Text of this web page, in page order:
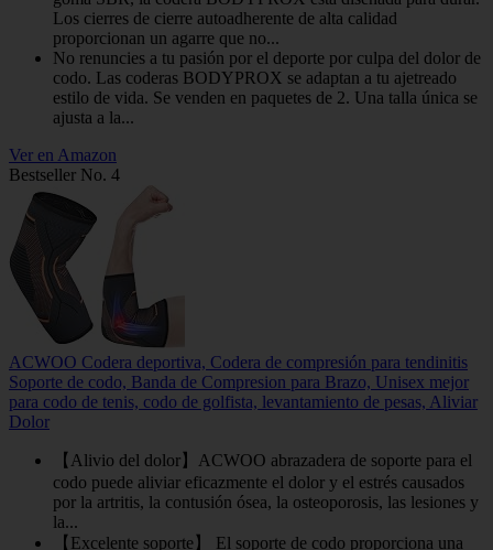
Los cierres de cierre autoadherente de alta calidad
proporcionan un agarre que no...
No renuncies a tu pasión por el deporte por culpa del dolor de
codo. Las coderas BODYPROX se adaptan a tu ajetreado
estilo de vida. Se venden en paquetes de 2. Una talla única se
ajusta a la...
Ver en Amazon
Bestseller No. 4
ACWOO Codera deportiva, Codera de compresión para tendinitis
Soporte de codo, Banda de Compresion para Brazo, Unisex mejor
para codo de tenis, codo de golfista, levantamiento de pesas, Aliviar
Dolor
【Alivio del dolor】ACWOO abrazadera de soporte para el
codo puede aliviar eficazmente el dolor y el estrés causados ​​
por la artritis, la contusión ósea, la osteoporosis, las lesiones y
la...
【Excelente soporte】 El soporte de codo proporciona una